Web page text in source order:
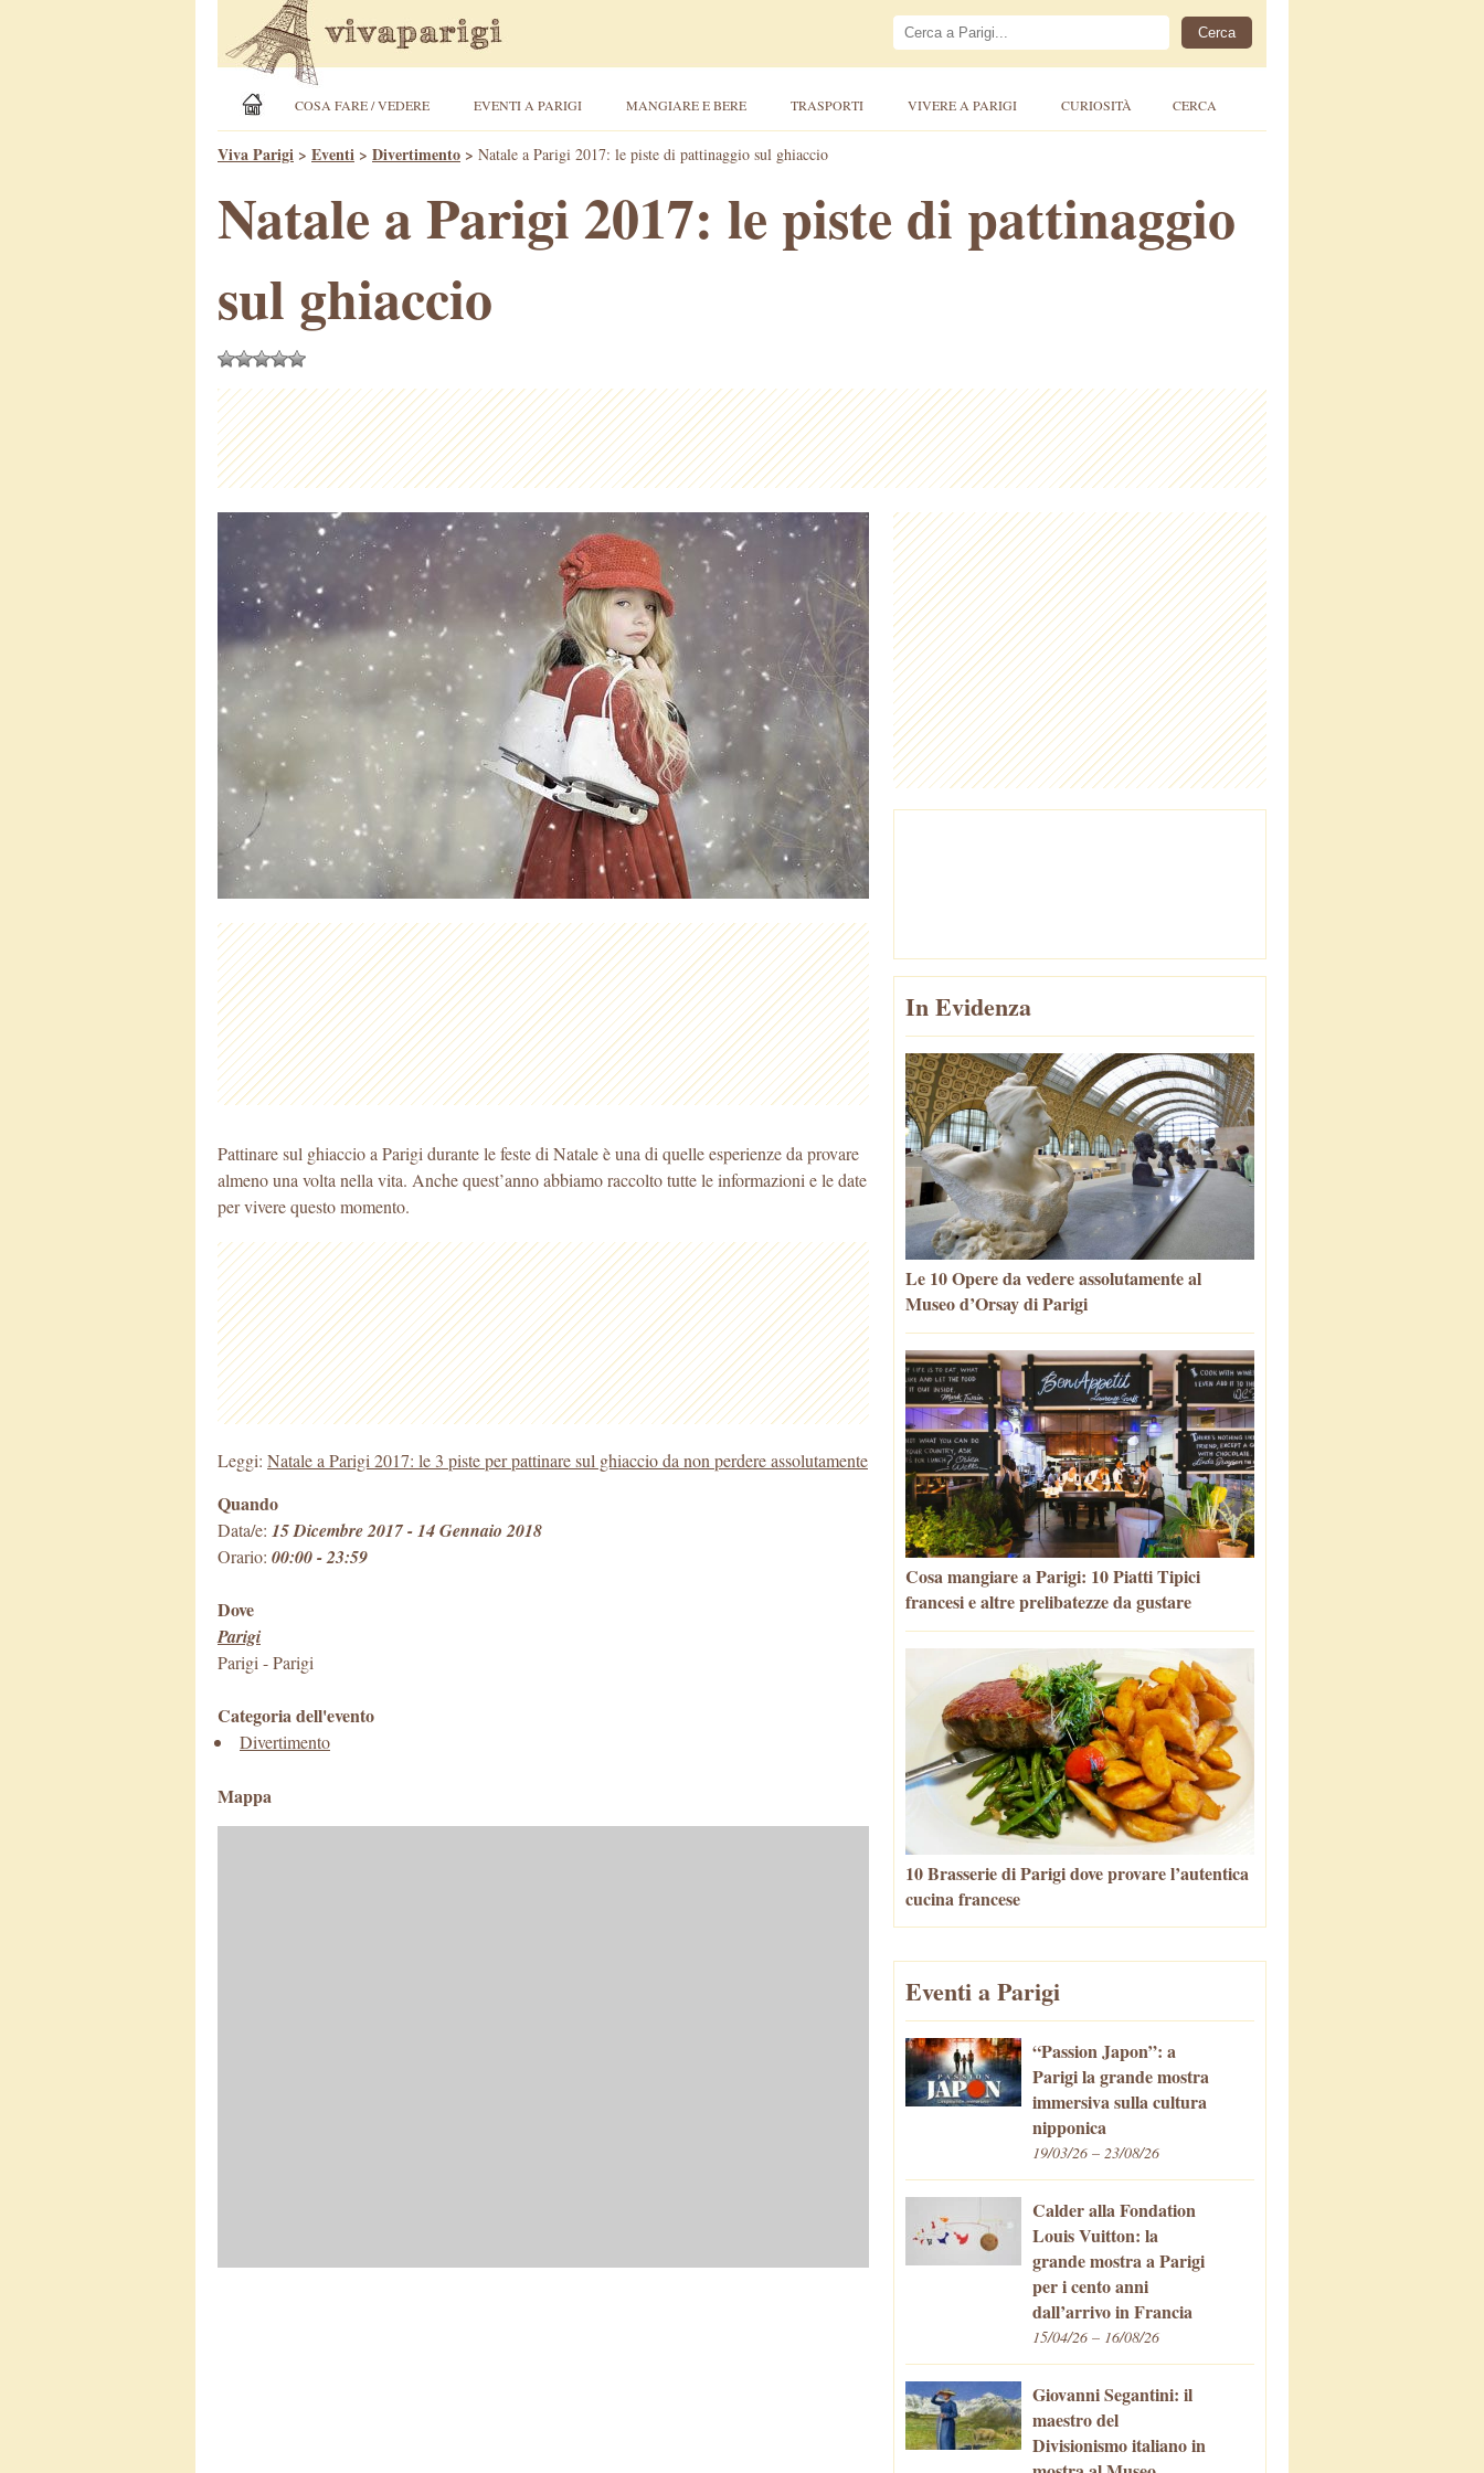
COSA FARE / VEDERE EVENTI A PARIGI MANGIARE E BERE TRASPORTI VIVERE A PARIGI CURIOSITÀ CERCA
Viva Parigi > Eventi > Divertimento > Natale a Parigi 2017: le piste di pattinaggio sul ghiaccio
Natale a Parigi 2017: le piste di pattinaggio
sul ghiaccio
Pattinare sul ghiaccio a Parigi durante le feste di Natale è una di quelle esperienze da provare
almeno una volta nella vita. Anche quest’anno abbiamo raccolto tutte le informazioni e le date
per vivere questo momento.
Leggi: Natale a Parigi 2017: le 3 piste per pattinare sul ghiaccio da non perdere assolutamente
Quando
Data/e: 15 Dicembre 2017 - 14 Gennaio 2018
Orario: 00:00 - 23:59
Dove
Parigi
Parigi -Parigi
Categoria dell'evento
Divertimento
Mappa
In Evidenza
Le 10 Opere da vedere assolutamente al
Museo d’Orsay di Parigi
Cosa mangiare a Parigi: 10 Piatti Tipici
francesi e altre prelibatezze da gustare
10 Brasserie di Parigi dove provare l’autentica
cucina francese
Eventi a Parigi
“Passion Japon”: a
Parigi la grande mostra
immersiva sulla cultura
nipponica
19/03/26 – 23/08/26
Calder alla Fondation
Louis Vuitton: la
grande mostra a Parigi
per i cento anni
dall’arrivo in Francia
15/04/26 – 16/08/26
Giovanni Segantini: il
maestro del
Divisionismo italiano in